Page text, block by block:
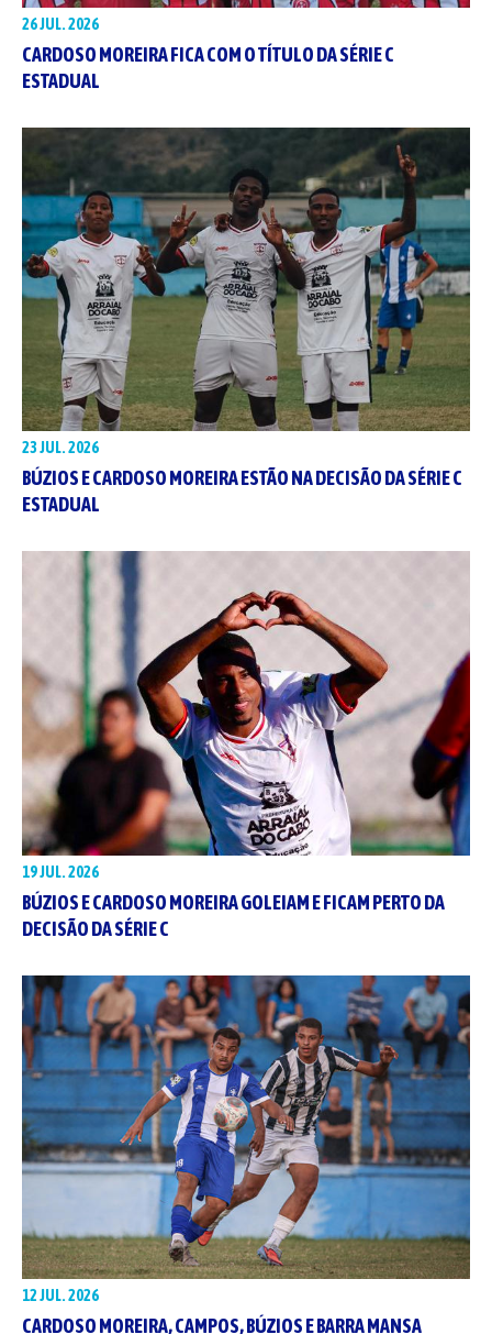
26 JUL. 2026
CARDOSO MOREIRA FICA COM O TÍTULO DA SÉRIE C
ESTADUAL
23 JUL. 2026
BÚZIOS E CARDOSO MOREIRA ESTÃO NA DECISÃO DA SÉRIE C
ESTADUAL
19 JUL. 2026
BÚZIOS E CARDOSO MOREIRA GOLEIAM E FICAM PERTO DA
DECISÃO DA SÉRIE C
12 JUL. 2026
CARDOSO MOREIRA, CAMPOS, BÚZIOS E BARRA MANSA